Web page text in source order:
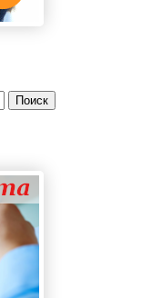
Поиск